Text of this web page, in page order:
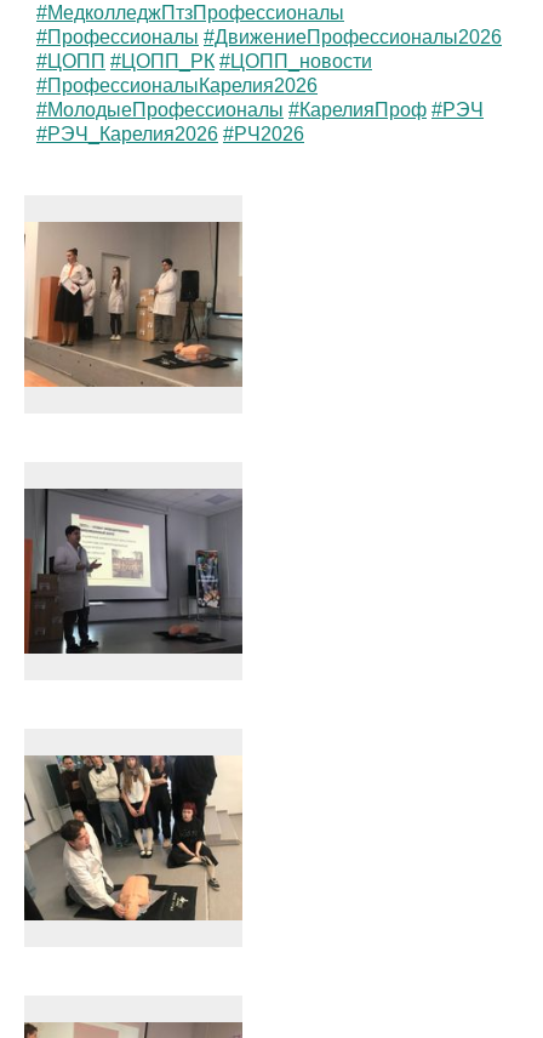
#МедколледжПтзПрофессионалы
#Профессионалы #ДвижениеПрофессионалы2026
#ЦОПП #ЦОПП_РК #ЦОПП_новости
#ПрофессионалыКарелия2026
#МолодыеПрофессионалы #КарелияПроф #РЭЧ
#РЭЧ_Карелия2026 #РЧ2026